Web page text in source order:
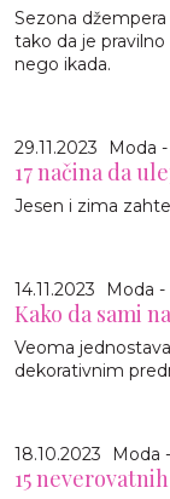
Sezona
tako da je
nego ikada.
29.11.2023 Moda
17 načina da
Jesen i zima
14.11.2023 Moda -
Kako da sami
Veoma
dekorativnim
18.10.2023 Moda
15